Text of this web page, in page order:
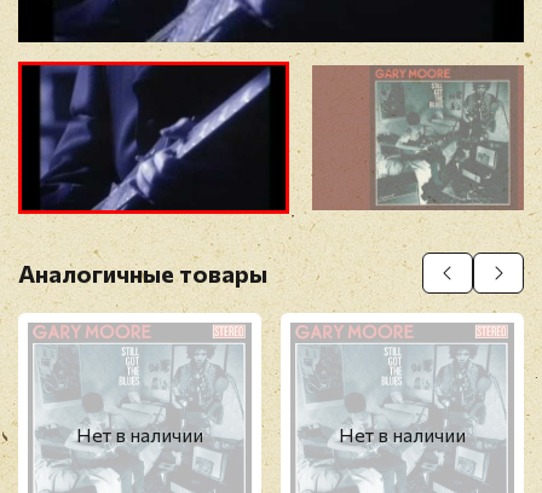
Прикрепить фото
Оставить отзыв
Перед публикацией отзывы проходят
модерацию
Аналогичные товары
Нет в наличии Нет в наличии